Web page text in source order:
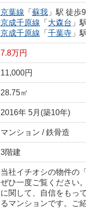
京葉線 「 蘇我」駅 徒歩
京成千原線 「 大森台 」
京成千原線 「 千葉寺」
7.8万円
11,000円
28.75㎡
2016年 5月(築10年)
マンション / 鉄骨造
3階建
当社イチオシの物件の
ぜひ一度ご覧ください
に関して、自信をもっ
るマンションです。ご